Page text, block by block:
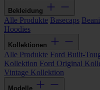
Bekleidung
Alle Produkte Basecaps
Hoodies
Kollektionen
Alle Produkte Ford Built-
Kollektion Ford Original
Vintage Kollektion
Modelle